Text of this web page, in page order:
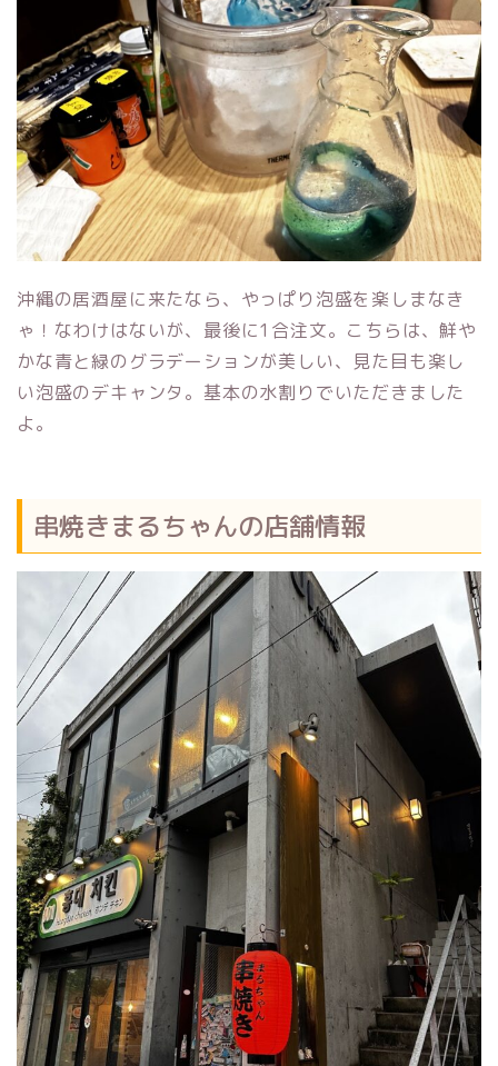
沖縄の居酒屋に来たなら、やっぱり泡盛を楽しまなき
ゃ！なわけはないが、最後に1合注文。こちらは、鮮や
かな青と緑のグラデーションが美しい、見た目も楽し
い泡盛のデキャンタ。基本の水割りでいただきました
よ。
串焼きまるちゃんの店舗情報